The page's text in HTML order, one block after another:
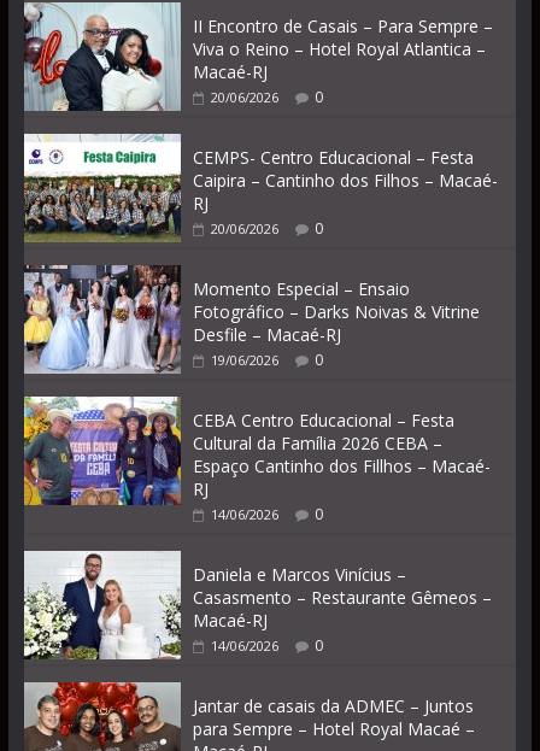
II Encontro de Casais – Para Sempre –
Viva o Reino – Hotel Royal Atlantica –
Macaé-RJ
20/06/2026 0
CEMPS- Centro Educacional – Festa
Caipira – Cantinho dos Filhos – Macaé-
RJ
20/06/2026 0
Momento Especial – Ensaio
Fotográfico – Darks Noivas & Vitrine
Desfile – Macaé-RJ
19/06/2026 0
CEBA Centro Educacional – Festa
Cultural da Família 2026 CEBA –
Espaço Cantinho dos Fillhos – Macaé-
RJ
14/06/2026 0
Daniela e Marcos Vinícius –
Casasmento – Restaurante Gêmeos –
Macaé-RJ
14/06/2026 0
Jantar de casais da ADMEC – Juntos
para Sempre – Hotel Royal Macaé –